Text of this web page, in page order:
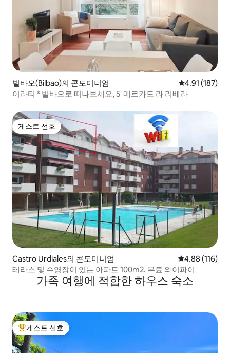
빌바오(Bilbao)의 콘도미니엄 평점 4.91점(5
4.91 (187)
이라티 * 빌바오로 떠나보세요, 5' 메르카도 라 리베라
게스트 선호
게스트 선호
Castro Urdiales의 콘도미니엄 평점 4.88점(5
4.88 (116)
테라스 및 수영장이 있는 아파트 100m2. 무료 와이파이
가족 여행에 적합한 하우스 숙소
상위 게스트 선호
게스트 선호